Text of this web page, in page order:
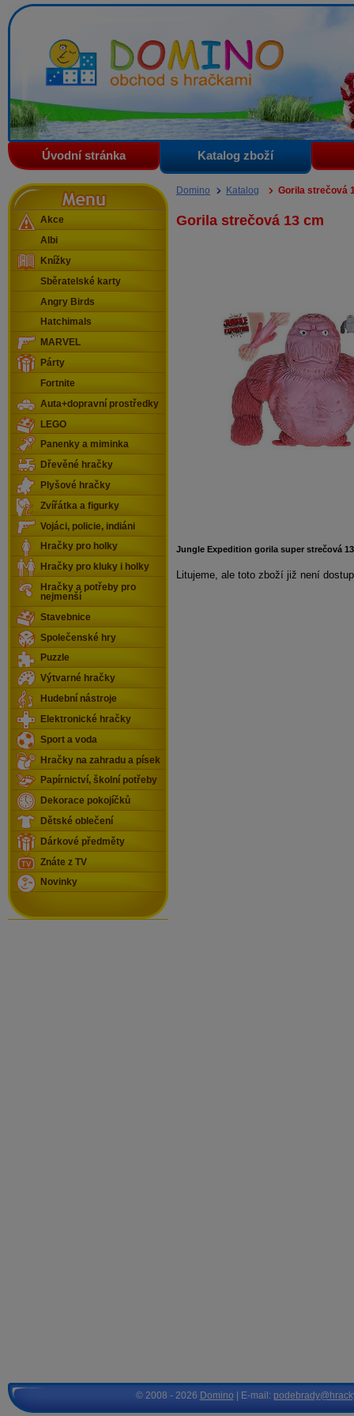
Domino - obchod s hračkami
Úvodní stránka Katalog zboží
Domino Katalog Gorila strečová
Gorila strečová 13 cm
Jungle Expedition gorila super strečová
Litujeme, ale toto zboží již není
Menu
Akce
Albi
Knížky
Sběratelské karty
Angry Birds
Hatchimals
MARVEL
Párty
Fortnite
Auta+dopravní prostředky
LEGO
Panenky a miminka
Dřevěné hračky
Plyšové hračky
Zvířátka a figurky
Vojáci, policie, indiáni
Hračky pro holky
Hračky pro kluky i holky
Hračky a potřeby pro
nejmenší
Stavebnice
Společenské hry
Puzzle
Výtvarné hračky
Hudební nástroje
Elektronické hračky
Sport a voda
Hračky na zahradu a písek
Papírnictví, školní potřeby
Dekorace pokojíčků
Dětské oblečení
Dárkové předměty
Znáte z TV
Novinky
© 2008 - 2026 Domino | E-mail: